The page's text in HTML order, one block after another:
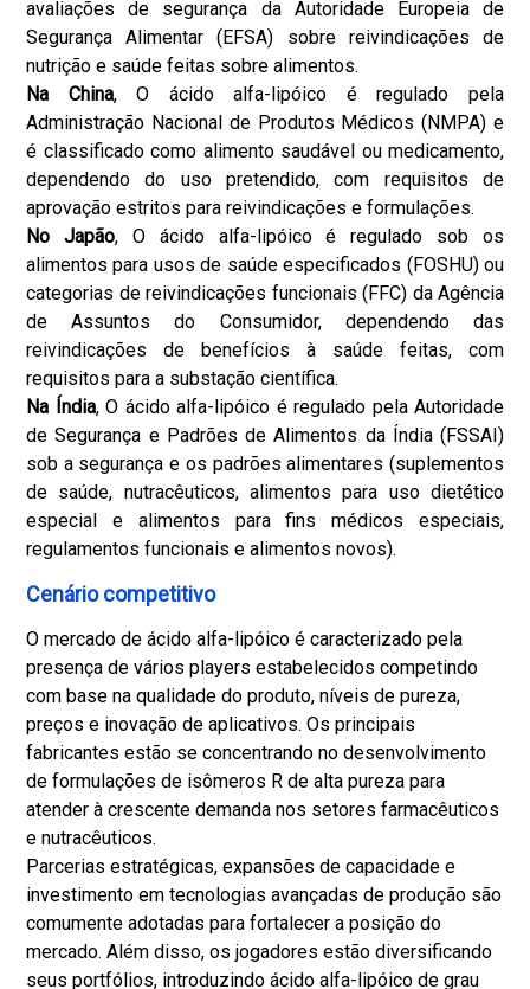
avaliações de segurança da Autoridade Europeia de
Segurança Alimentar (EFSA) sobre reivindicações de
nutrição e saúde feitas sobre alimentos.
Na China, O ácido alfa-lipóico é regulado pela
Administração Nacional de Produtos Médicos (NMPA) e
é classificado como alimento saudável ou medicamento,
dependendo do uso pretendido, com requisitos de
aprovação estritos para reivindicações e formulações.
No Japão, O ácido alfa-lipóico é regulado sob os
alimentos para usos de saúde especificados (FOSHU) ou
categorias de reivindicações funcionais (FFC) da Agência
de Assuntos do Consumidor, dependendo das
reivindicações de benefícios à saúde feitas, com
requisitos para a substação científica.
Na Índia, O ácido alfa-lipóico é regulado pela Autoridade
de Segurança e Padrões de Alimentos da Índia (FSSAI)
sob a segurança e os padrões alimentares (suplementos
de saúde, nutracêuticos, alimentos para uso dietético
especial e alimentos para fins médicos especiais,
regulamentos funcionais e alimentos novos).
Cenário competitivo
O mercado de ácido alfa-lipóico é caracterizado pela
presença de vários players estabelecidos competindo
com base na qualidade do produto, níveis de pureza,
preços e inovação de aplicativos. Os principais
fabricantes estão se concentrando no desenvolvimento
de formulações de isômeros R de alta pureza para
atender à crescente demanda nos setores farmacêuticos
e nutracêuticos.
Parcerias estratégicas, expansões de capacidade e
investimento em tecnologias avançadas de produção são
comumente adotadas para fortalecer a posição do
mercado. Além disso, os jogadores estão diversificando
seus portfólios, introduzindo ácido alfa-lipóico de grau